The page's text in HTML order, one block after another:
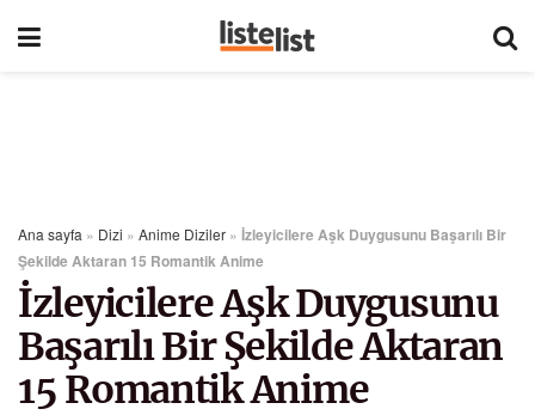
Ana sayfa » Dizi » Anime Diziler » İzleyicilere Aşk Duygusunu Başarılı Bir
Şekilde Aktaran 15 Romantik Anime
İzleyicilere Aşk Duygusunu
Başarılı Bir Şekilde Aktaran
15 Romantik Anime